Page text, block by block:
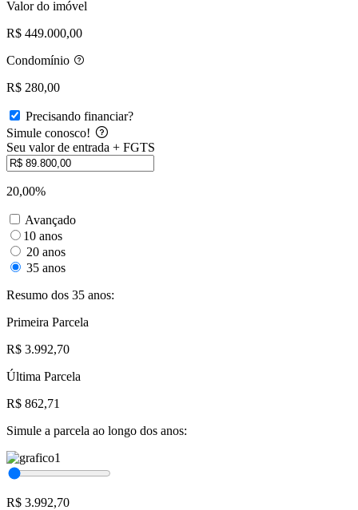
Valor do imóvel
R$ 449.000,00
Condomínio
R$ 280,00
Precisando financiar?
Simule conosco!
Seu valor de entrada + FGTS
20,00%
Avançado
10 anos
20 anos
35 anos
Resumo dos 35 anos:
Primeira Parcela
R$ 3.992,70
Última Parcela
R$ 862,71
Simule a parcela ao longo dos anos:
R$ 3.992,70